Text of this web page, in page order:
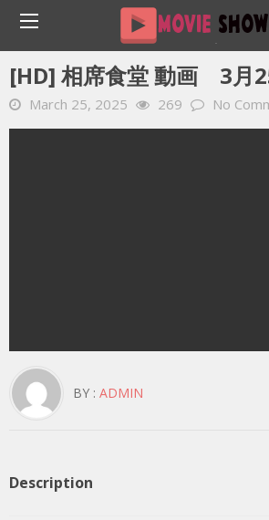
Home YOUTUBE 動画 毎日 [HD] 相席食
[HD] 相席食堂 動画 3月
March 25, 2025 269 No
BY : ADMIN
Description